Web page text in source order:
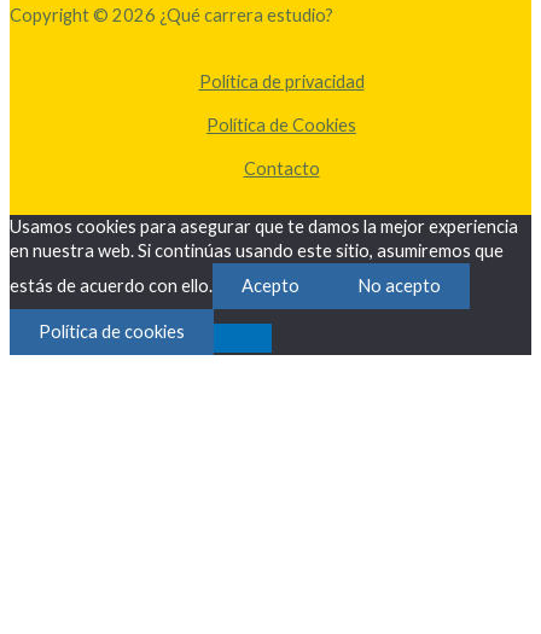
Copyright © 2026 ¿Qué carrera estudio?
Política de privacidad
Política de Cookies
Contacto
Usamos cookies para asegurar que te damos la mejor experiencia
en nuestra web. Si continúas usando este sitio, asumiremos que
estás de acuerdo con ello.
Acepto No acepto
Política de cookies